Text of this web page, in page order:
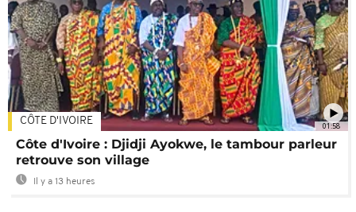
01:58
CÔTE D'IVOIRE
Côte d'Ivoire : Djidji Ayokwe, le tambour parleur
retrouve son village
Il y a 13 heures